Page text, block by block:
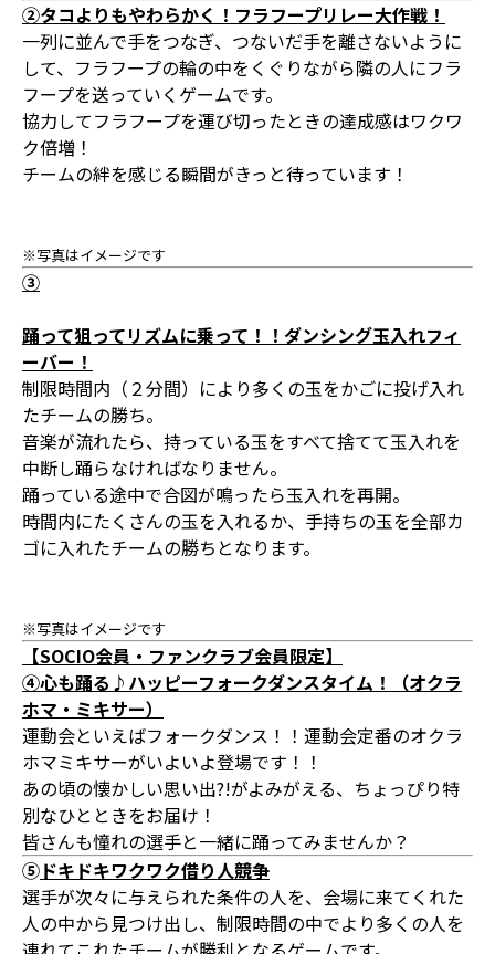
②タコよりもやわらかく！フラフープリレー大作戦！
一列に並んで手をつなぎ、つないだ手を離さないように
して、フラフープの輪の中をくぐりながら隣の人にフラ
フープを送っていくゲームです。
協力してフラフープを運び切ったときの達成感はワクワ
ク倍増！
チームの絆を感じる瞬間がきっと待っています！
※写真はイメージです
③
踊って狙ってリズムに乗って！！ダンシング玉入れフィ
ーバー！
制限時間内（２分間）により多くの玉をかごに投げ入れ
たチームの勝ち。
音楽が流れたら、持っている玉をすべて捨てて玉入れを
中断し踊らなければなりません。
踊っている途中で合図が鳴ったら玉入れを再開。
時間内にたくさんの玉を入れるか、手持ちの玉を全部カ
ゴに入れたチームの勝ちとなります。
※写真はイメージです
【SOCIO会員・ファンクラブ会員限定】
④心も踊る♪ハッピーフォークダンスタイム！（オクラ
ホマ・ミキサー）
運動会といえばフォークダンス！！運動会定番のオクラ
ホマミキサーがいよいよ登場です！！
あの頃の懐かしい思い出?!がよみがえる、ちょっぴり特
別なひとときをお届け！
皆さんも憧れの選手と一緒に踊ってみませんか？
⑤ドキドキワクワク借り人競争
選手が次々に与えられた条件の人を、会場に来てくれた
人の中から見つけ出し、制限時間の中でより多くの人を